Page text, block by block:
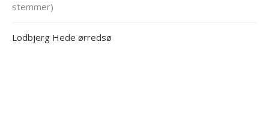
stemmer)
Lodbjerg Hede ørredsø